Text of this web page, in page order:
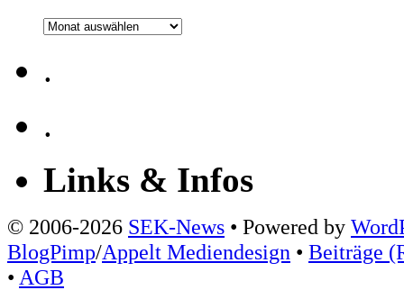
Archiv
.
.
Links & Infos
© 2006-2026 SEK-News • Powered by
BlogPimp/Appelt Mediendesign • Beiträge
• AGB